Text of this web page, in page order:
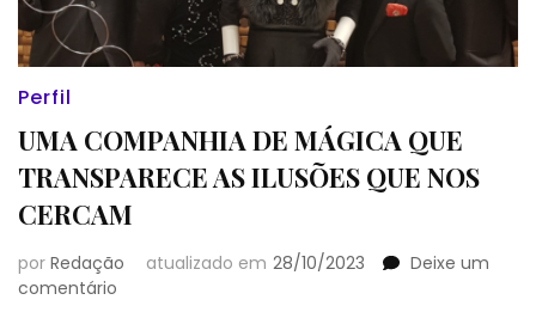
Perfil
UMA COMPANHIA DE MÁGICA QUE
TRANSPARECE AS ILUSÕES QUE NOS
CERCAM
por Redação atualizado em 28/10/2023
Deixe um
comentário